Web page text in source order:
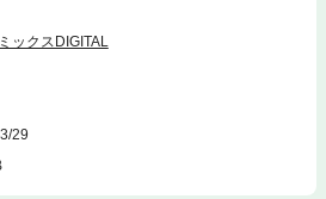
ックスDIGITAL
29